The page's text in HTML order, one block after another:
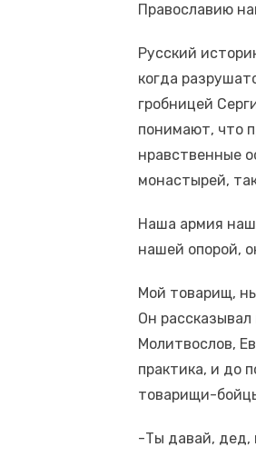
Православию
Русский
когда
гробницей
понимают, что
нравственные
монастырей,
Наша армия
нашей опорой,
Мой товарищ,
Он
Молитвослов,
практика, и до
товарищи-
-Ты давай, дед,